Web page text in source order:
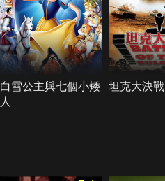
白雪公主與七個小矮
人
坦克大決戰